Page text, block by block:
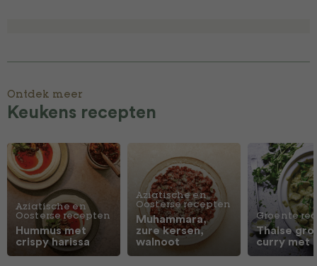
Ontdek meer
Keukens recepten
Aziatische en
Oosterse recepten
Hummus met
crispy harissa
Aziatische en
Oosterse recepten
Muhammara,
zure kersen,
walnoot
Groente
Thaise
curry met